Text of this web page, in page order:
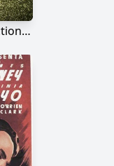
Believe Me: The Abduction of Lisa McVey